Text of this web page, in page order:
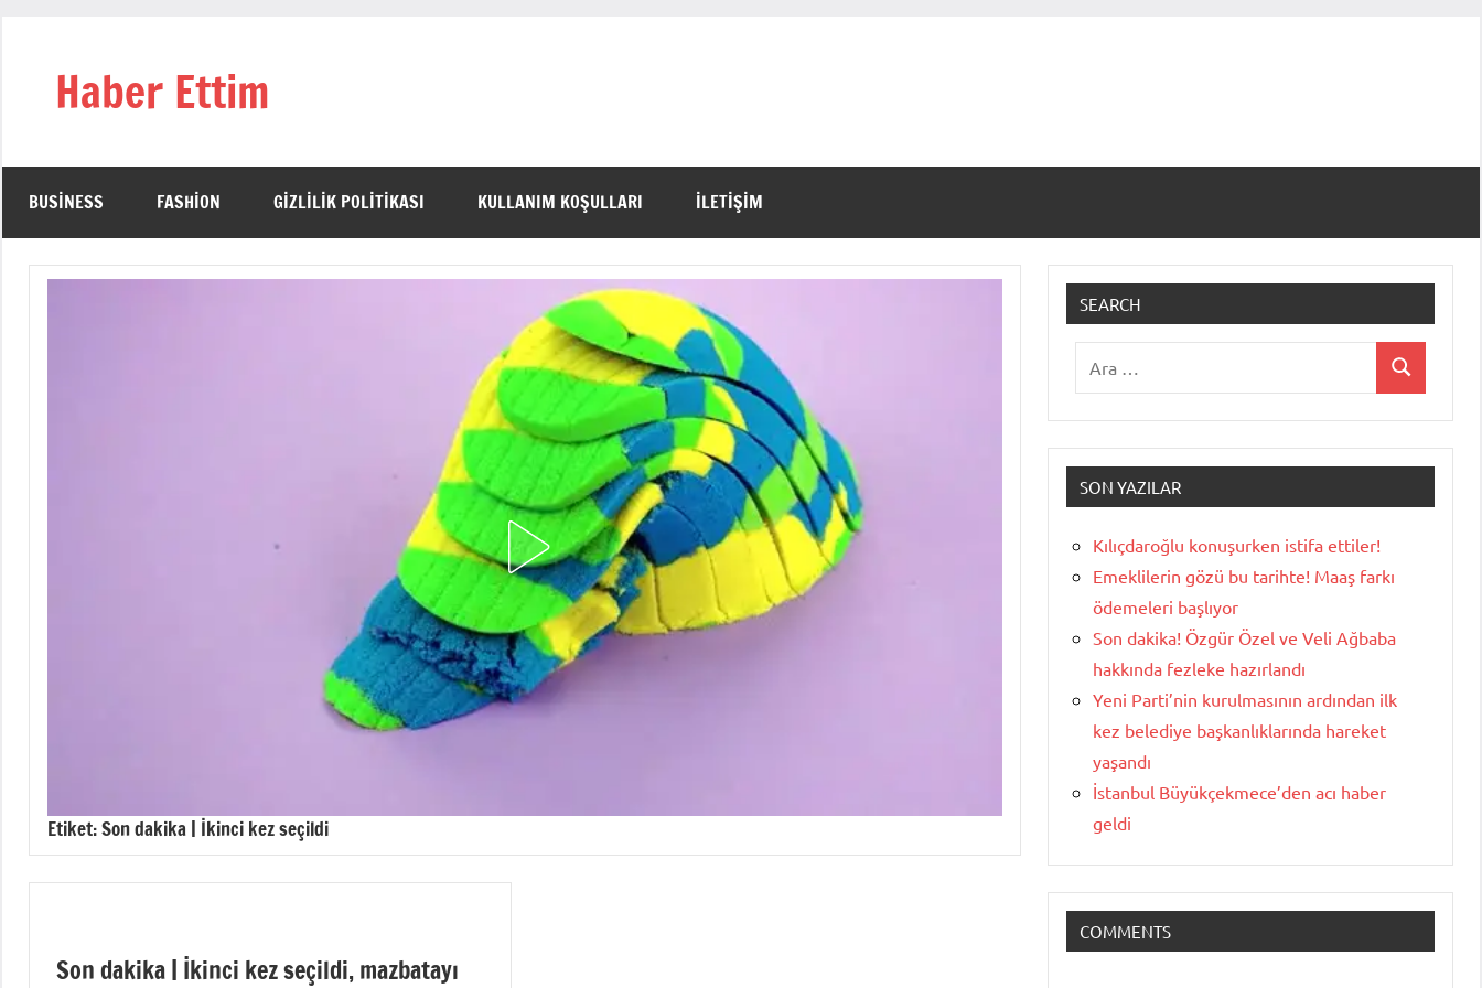
Haber Ettim
BUSINESS FASHION GIZLILIK POLITIKASI KULLANIM KOŞULLARI İLETİŞİM
Etiket:Son dakika | İkinci kez seçildi
Son dakika | İkinci kez seçildi, mazbatayı
SEARCH
Ara
SON YAZILAR
Kılıçdaroğlu konuşurken istifa ettiler!
Emeklilerin gözü bu tarihte! Maaş farkı
ödemeleri başlıyor
Son dakika! Özgür Özel ve Veli Ağbaba
hakkında fezleke hazırlandı
Yeni Parti’nin kurulmasının ardından ilk
kez belediye başkanlıklarında hareket
yaşandı
İstanbul Büyükçekmece’den acı haber
geldi
COMMENTS